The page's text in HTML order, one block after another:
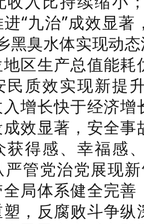
“九治”成效显
黑臭水体实现动
区生产总值能
民质效实现新提
增长快于经济
效显著，安全
获得感、幸福感
管党治党展现
局体系健全完
，反腐败斗争